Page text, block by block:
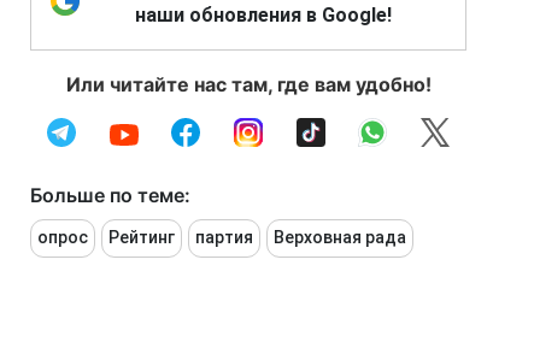
наши обновления в Google!
Или читайте нас там, где вам удобно!
Больше по теме:
опрос Рейтинг партия Верховная рада